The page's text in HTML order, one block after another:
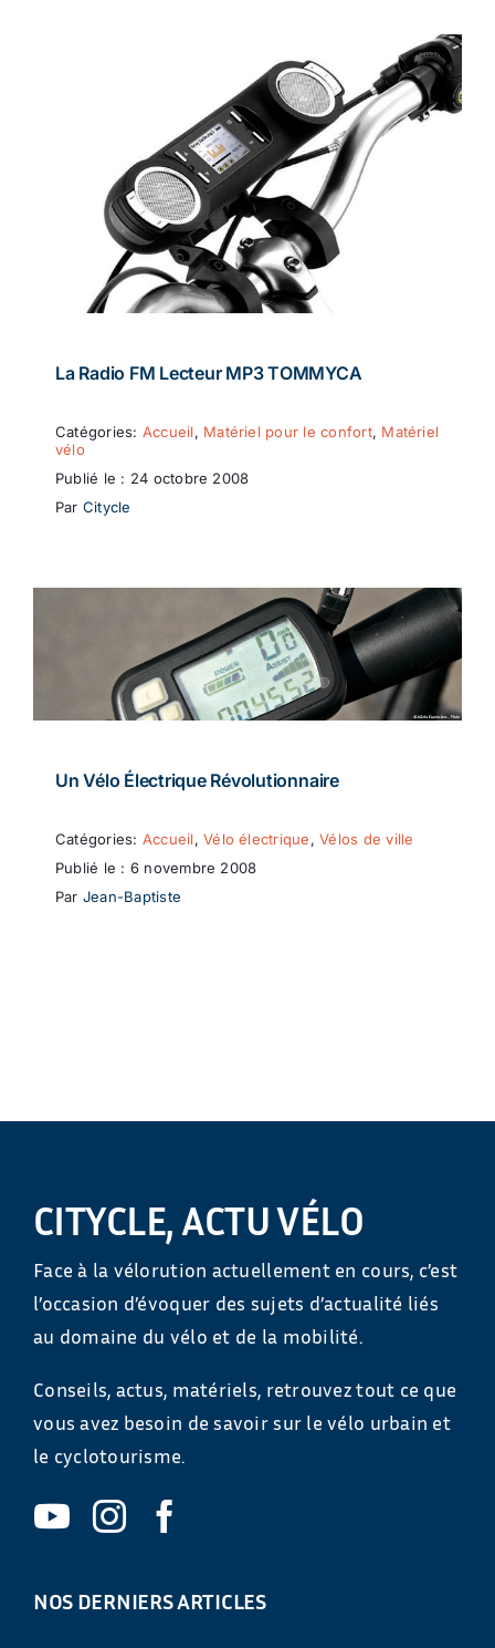
La Radio FM Lecteur MP3 TOMMYCA
Catégories: Accueil, Matériel pour le confort, Matériel
vélo
Publié le : 24 octobre 2008
Par Citycle
Un Vélo Électrique Révolutionnaire
Catégories: Accueil,Vélo électrique,Vélos de ville
Publié le : 6 novembre 2008
Par Jean-Baptiste
CITYCLE, ACTU VÉLO
Face à la vélorution actuellement en cours, c’est
l’occasion d’évoquer des sujets d’actualité liés
au domaine du vélo et de la mobilité.
Conseils, actus, matériels, retrouvez tout ce que
vous avez besoin de savoir sur le vélo urbain et
le cyclotourisme.
NOS DERNIERS ARTICLES